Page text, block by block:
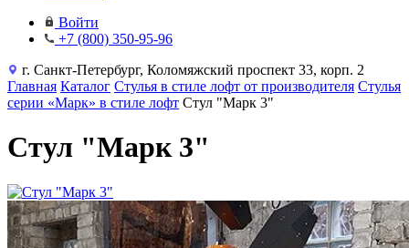
Войти
+7 (800) 350-95-96
г. Санкт-Петербург, Коломяжский проспект 33, корп. 2
Главная Каталог Стулья в стиле лофт от производителя Стулья
серии «Марк» в стиле лофт Стул "Марк 3"
Стул "Марк 3"